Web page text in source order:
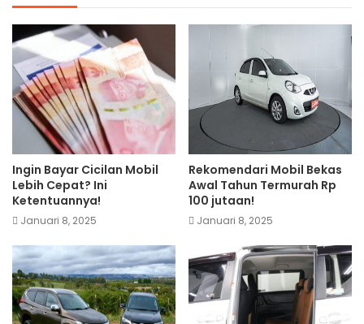
Ingin Bayar Cicilan Mobil
Lebih Cepat? Ini
Ketentuannya!
Januari 8, 2025
Rekomendari Mobil Bekas
Awal Tahun Termurah Rp
100 jutaan!
Januari 8, 2025